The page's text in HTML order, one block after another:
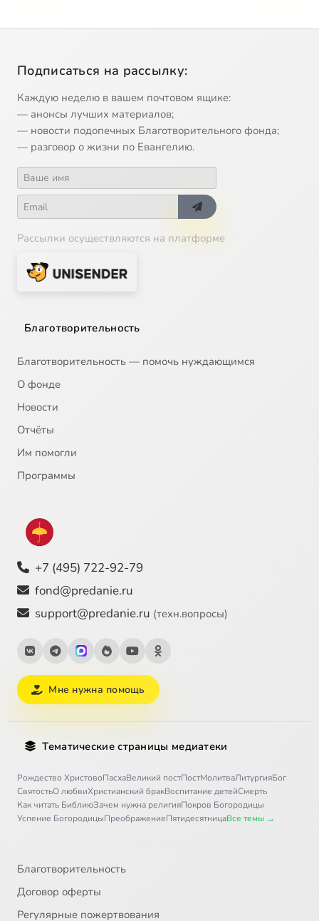
Подписаться на рассылку:
Каждую неделю в вашем почтовом ящике:
— анонсы лучших материалов;
— новости подопечных Благотворительного фонда;
— разговор о жизни по Евангелию.
Рассылки осуществляются на платформе
Благотворительность
Благотворительность — помочь нуждающимся
О фонде
Новости
Отчёты
Им помогли
Программы
+7 (495) 722-92-79
fond@predanie.ru
support@predanie.ru (техн.вопросы)
Мне нужна помощь
Тематические страницы медиатеки
Рождество ХристовоПасхаВеликий постПостМолитваЛитургияБог
СвятостьО любвиХристианский бракВоспитание детейСмерть
Как читать БиблиюЗачем нужна религияПокров Богородицы
Успение БогородицыПреображениеПятидесятницаВсе темы →
Благотворительность
Договор оферты
Регулярные пожертвования